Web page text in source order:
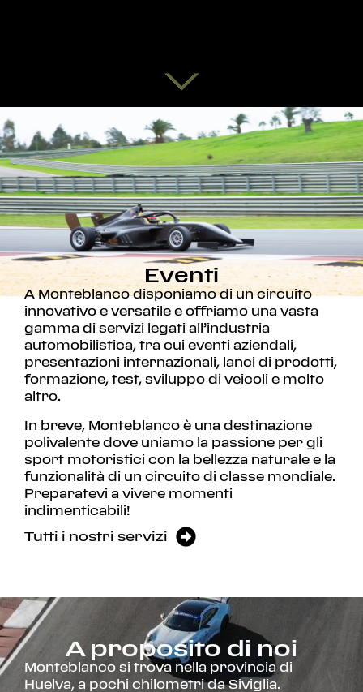
Eventi
A Monteblanco disponiamo di un circuito
innovativo e versatile e offriamo una vasta
gamma di servizi legati all’industria
automobilistica, tra cui eventi aziendali,
presentazioni internazionali, lanci di prodotti,
formazione, test, sviluppo di veicoli e molto
altro.
In breve, Monteblanco è una destinazione
polivalente dove uniamo la passione per gli
sport motoristici con la bellezza naturale e la
funzionalità di un circuito di classe mondiale.
Preparatevi a vivere momenti
indimenticabili!
Tutti i nostri servizi
A proposito di noi
Monteblanco si trova nella provincia di
Huelva, a pochi chilometri da Siviglia.